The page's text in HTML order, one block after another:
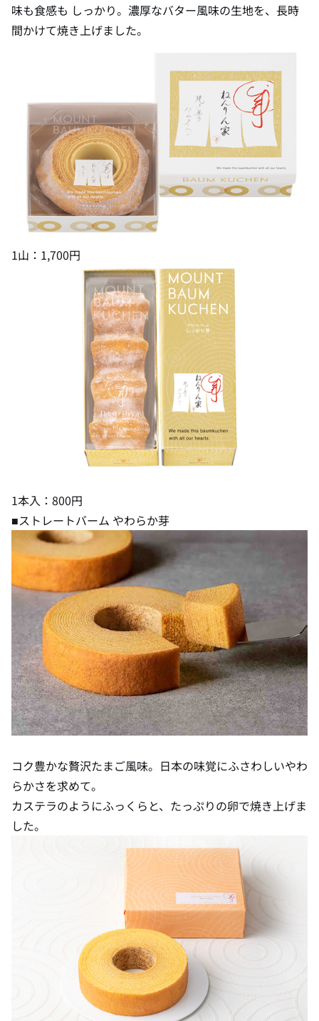
味も食感も しっかり。濃厚なバター風味の生地を、長時
間かけて焼き上げました。
1山：1,700円
1本入：800円
■ストレートバーム やわらか芽
コク豊かな贅沢たまご風味。日本の味覚にふさわしいやわ
らかさを求めて。
カステラのようにふっくらと、たっぷりの卵で焼き上げま
した。